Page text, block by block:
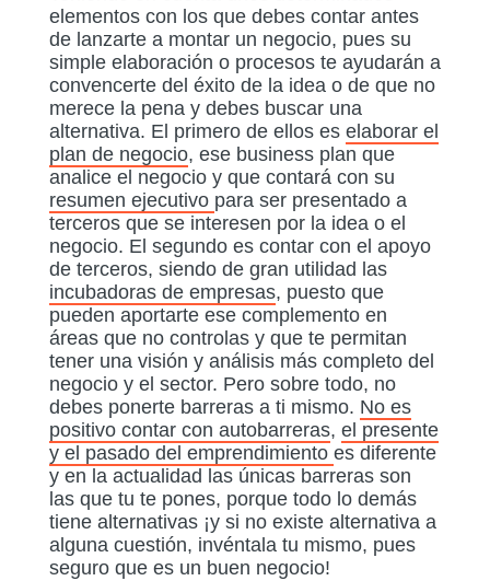
elementos con los que debes contar antes
de lanzarte a montar un negocio, pues su
simple elaboración o procesos te ayudarán a
convencerte del éxito de la idea o de que no
merece la pena y debes buscar una
alternativa. El primero de ellos es elaborar el
plan de negocio, ese business plan que
analice el negocio y que contará con su
resumen ejecutivo para ser presentado a
terceros que se interesen por la idea o el
negocio. El segundo es contar con el apoyo
de terceros, siendo de gran utilidad las
incubadoras de empresas, puesto que
pueden aportarte ese complemento en
áreas que no controlas y que te permitan
tener una visión y análisis más completo del
negocio y el sector. Pero sobre todo, no
debes ponerte barreras a ti mismo. No es
positivo contar con autobarreras, el presente
y el pasado del emprendimiento es diferente
y en la actualidad las únicas barreras son
las que tu te pones, porque todo lo demás
tiene alternativas ¡y si no existe alternativa a
alguna cuestión, invéntala tu mismo, pues
seguro que es un buen negocio!